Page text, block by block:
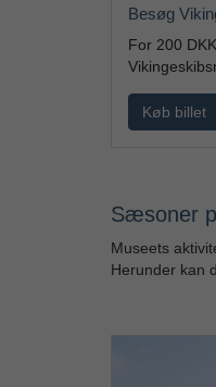
Besøg
For 200
Køb billet
Sæsoner
Museets
Herunder kan